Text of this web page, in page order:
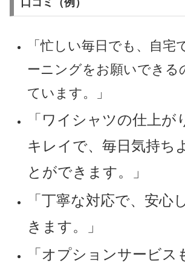
口コミ（例）
「忙しい毎日でも、自宅
ーニングをお願いできる
ています。」
「ワイシャツの仕上が
キレイで、毎日気持ち
とができます。」
「丁寧な対応で、安心
きます。」
「オプションサービス